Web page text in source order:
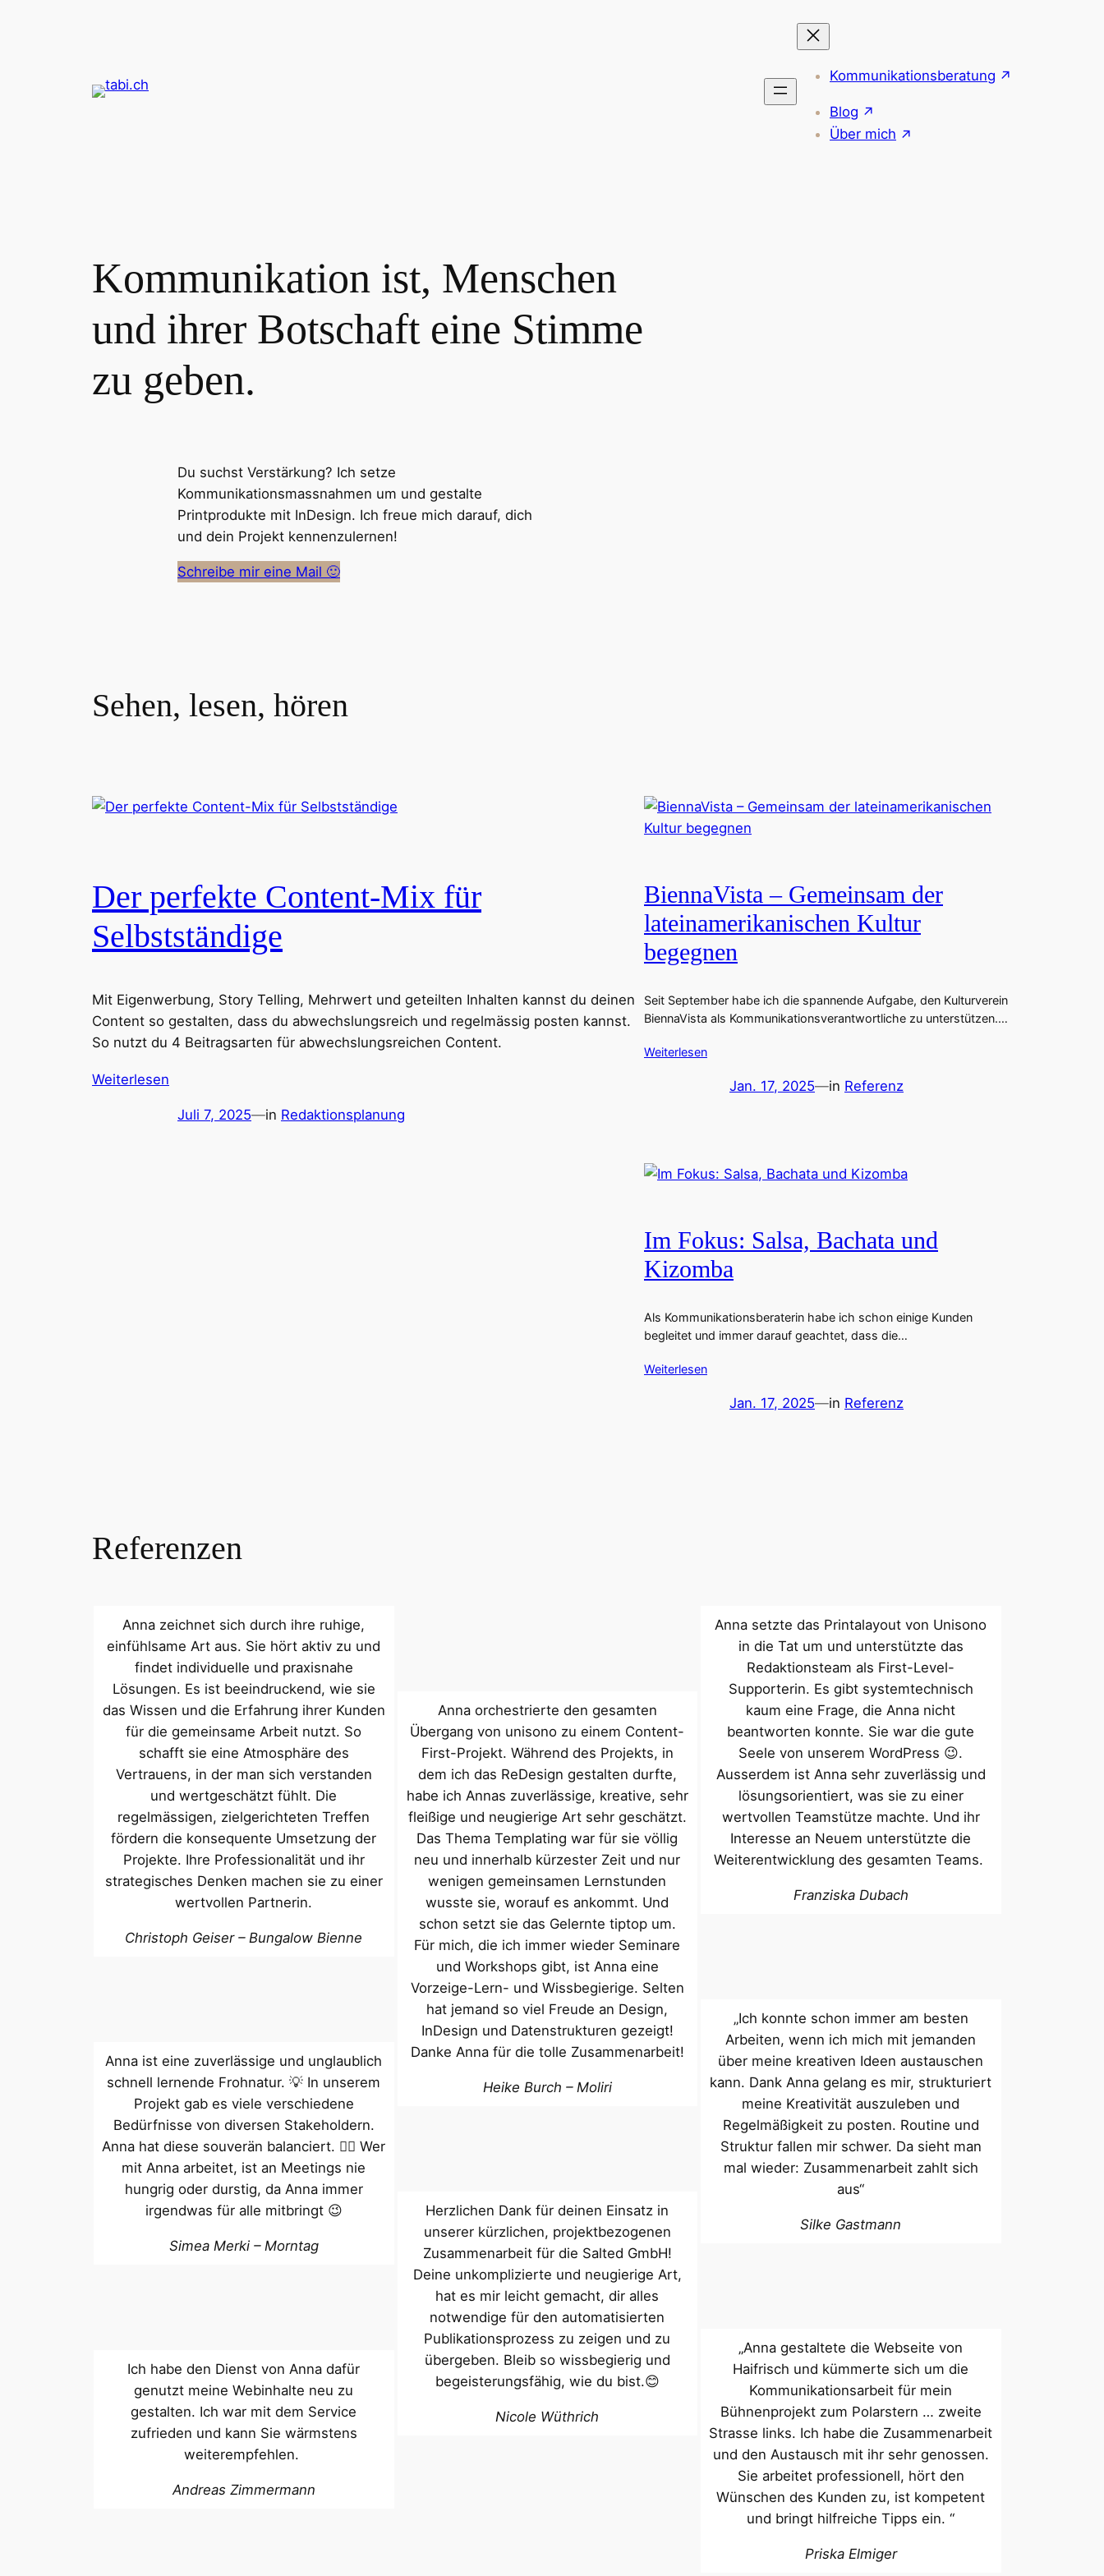
Kommunikationsberatung
Blog
Über mich
Kommunikation ist, Menschen
und ihrer Botschaft eine Stimme
zu geben.
Du suchst Verstärkung? Ich setze
Kommunikationsmassnahmen um und gestalte
Printprodukte mit InDesign. Ich freue mich darauf, dich
und dein Projekt kennenzulernen!
Schreibe mir eine Mail 🙂
Sehen, lesen, hören
Der perfekte Content-Mix für
Selbstständige
Mit Eigenwerbung, Story Telling, Mehrwert und geteilten Inhalten kannst du deinen
Content so gestalten, dass du abwechslungsreich und regelmässig posten kannst.
So nutzt du 4 Beitragsarten für abwechslungsreichen Content.
Weiterlesen
Juli 7, 2025—in Redaktionsplanung
BiennaVista – Gemeinsam der
lateinamerikanischen Kultur
begegnen
Seit September habe ich die spannende Aufgabe, den Kulturverein
BiennaVista als Kommunikationsverantwortliche zu unterstützen.…
Weiterlesen
Jan. 17, 2025—in Referenz
Im Fokus: Salsa, Bachata und
Kizomba
Als Kommunikationsberaterin habe ich schon einige Kunden
begleitet und immer darauf geachtet, dass die…
Weiterlesen
Jan. 17, 2025—in Referenz
Referenzen
Anna zeichnet sich durch ihre ruhige,
einfühlsame Art aus. Sie hört aktiv zu und
findet individuelle und praxisnahe
Lösungen. Es ist beeindruckend, wie sie
das Wissen und die Erfahrung ihrer Kunden
für die gemeinsame Arbeit nutzt. So
schafft sie eine Atmosphäre des
Vertrauens, in der man sich verstanden
und wertgeschätzt fühlt. Die
regelmässigen, zielgerichteten Treffen
fördern die konsequente Umsetzung der
Projekte. Ihre Professionalität und ihr
strategisches Denken machen sie zu einer
wertvollen Partnerin.
Christoph Geiser – Bungalow Bienne
Anna ist eine zuverlässige und unglaublich
schnell lernende Frohnatur. 💡 In unserem
Projekt gab es viele verschiedene
Bedürfnisse von diversen Stakeholdern.
Anna hat diese souverän balanciert. 👍🏼 Wer
mit Anna arbeitet, ist an Meetings nie
hungrig oder durstig, da Anna immer
irgendwas für alle mitbringt 😉
Simea Merki – Morntag
Ich habe den Dienst von Anna dafür
genutzt meine Webinhalte neu zu
gestalten. Ich war mit dem Service
zufrieden und kann Sie wärmstens
weiterempfehlen.
Andreas Zimmermann
Anna orchestrierte den gesamten
Übergang von unisono zu einem Content-
First-Projekt. Während des Projekts, in
dem ich das ReDesign gestalten durfte,
habe ich Annas zuverlässige, kreative, sehr
fleißige und neugierige Art sehr geschätzt.
Das Thema Templating war für sie völlig
neu und innerhalb kürzester Zeit und nur
wenigen gemeinsamen Lernstunden
wusste sie, worauf es ankommt. Und
schon setzt sie das Gelernte tiptop um.
Für mich, die ich immer wieder Seminare
und Workshops gibt, ist Anna eine
Vorzeige-Lern- und Wissbegierige. Selten
hat jemand so viel Freude an Design,
InDesign und Datenstrukturen gezeigt!
Danke Anna für die tolle Zusammenarbeit!
Heike Burch – Moliri
Herzlichen Dank für deinen Einsatz in
unserer kürzlichen, projektbezogenen
Zusammenarbeit für die Salted GmbH!
Deine unkomplizierte und neugierige Art,
hat es mir leicht gemacht, dir alles
notwendige für den automatisierten
Publikationsprozess zu zeigen und zu
übergeben. Bleib so wissbegierig und
begeisterungsfähig, wie du bist.😊
Nicole Wüthrich
Anna setzte das Printalayout von Unisono
in die Tat um und unterstützte das
Redaktionsteam als First-Level-
Supporterin. Es gibt systemtechnisch
kaum eine Frage, die Anna nicht
beantworten konnte. Sie war die gute
Seele von unserem WordPress 😉.
Ausserdem ist Anna sehr zuverlässig und
lösungsorientiert, was sie zu einer
wertvollen Teamstütze machte. Und ihr
Interesse an Neuem unterstützte die
Weiterentwicklung des gesamten Teams.
Franziska Dubach
„Ich konnte schon immer am besten
Arbeiten, wenn ich mich mit jemanden
über meine kreativen Ideen austauschen
kann. Dank Anna gelang es mir, strukturiert
meine Kreativität auszuleben und
Regelmäßigkeit zu posten. Routine und
Struktur fallen mir schwer. Da sieht man
mal wieder: Zusammenarbeit zahlt sich
aus“
Silke Gastmann
„Anna gestaltete die Webseite von
Haifrisch und kümmerte sich um die
Kommunikationsarbeit für mein
Bühnenprojekt zum Polarstern … zweite
Strasse links. Ich habe die Zusammenarbeit
und den Austausch mit ihr sehr genossen.
Sie arbeitet professionell, hört den
Wünschen des Kunden zu, ist kompetent
und bringt hilfreiche Tipps ein. “
Priska Elmiger